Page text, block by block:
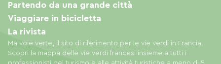
Ma voie verte, il sito di riferimento per le vie verdi in Francia.
Scopri la mappa delle vie verdi francesi insieme a tutti i
Partendo da una grande città
Viaggiare in bicicletta
La rivista